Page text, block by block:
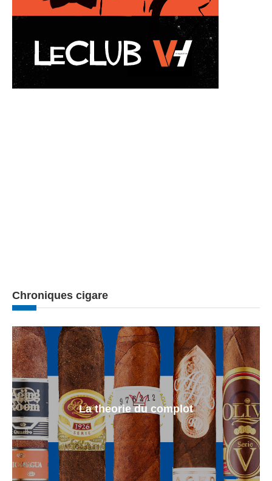
Chroniques cigare
La theorie du complot